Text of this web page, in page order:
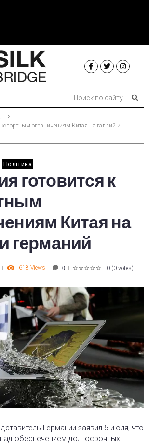
ограничениям Китая на галлий и
Політика
готовится к
Китая на
германий
618 Views 0 0 (0 votes)
Германии заявил 5 июля, что
обеспечением долгосрочных